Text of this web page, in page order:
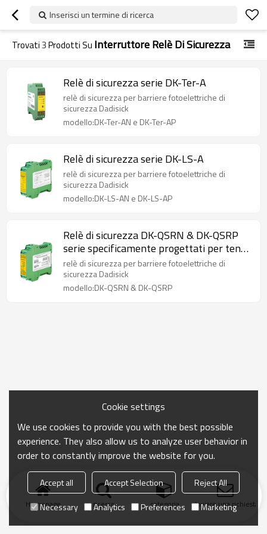
Inserisci un termine di ricerca
Trovati3Prodotti Su Interruttore Relè Di Sicurezza
Relè di sicurezza serie DK-Ter-A
relè di sicurezza per barriere fotoelettriche di
sicurezza Dadisick
modello:DK-Ter-AN e DK-Ter-AP
Relè di sicurezza serie DK-LS-A
relè di sicurezza per barriere fotoelettriche di
sicurezza Dadisick
modello:DK-LS-AN e DK-LS-AP
Relè di sicurezza DK-QSRN & DK-QSRP
serie specificamente progettati per tende
luminose di sicurezza
relè di sicurezza per barriere fotoelettriche di
sicurezza Dadisick
modello:DK-QSRN & DK-QSRP
Homepage ricerca categoria Inviare una richiesta
Cookie settings
We use cookies to provide you with the best possible
experience. They also allow us to analyze user behavior in
order to constantly improve the website for you.
Accept all Accept Selection
Reject All
Necessary
Analytics Preferences Marketing